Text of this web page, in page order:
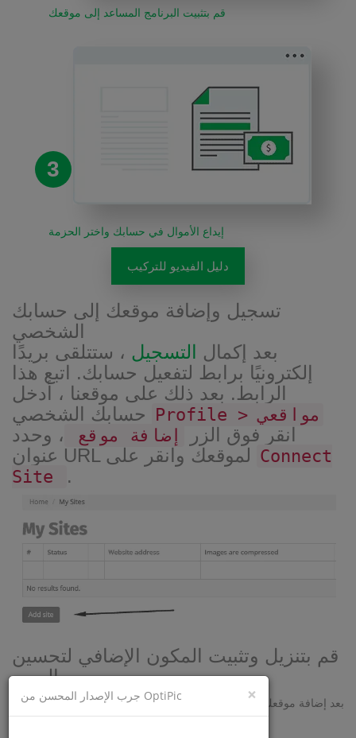
قم بتثبيت البرنامج المساعد إلى موقعك
3
إيداع الأموال في حسابك واختر الحزمة
دليل الفيديو للتركيب
تسجيل وإضافة موقعك إلى حسابك
الشخصي
بعد إكمال التسجيل ، ستتلقى بريدًا
إلكترونيًا برابط لتفعيل حسابك. اتبع هذا
الرابط. بعد ذلك على موقعنا ، أدخل
Profile > مواقعي
انقر فوق الزر إضافة موقع
، وحدد
Connect
Site
.
قم بتنزيل وتثبيت المكون الإضافي لتحسين
الصور
بعد إضافة موقعك إلى النظام ، انتقل إلى علامة التبويبتنزيل المكون
الإضافي .
× جرب الإصدار المحسن من OptiPic